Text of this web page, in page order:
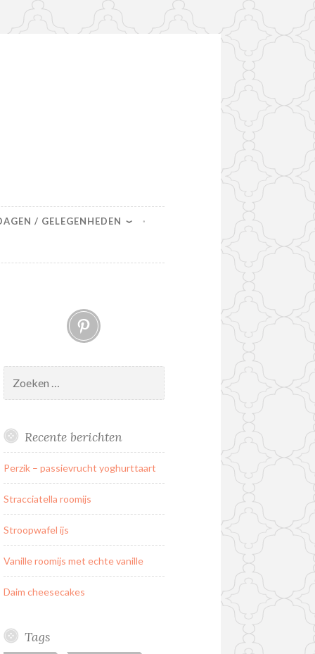
/ GELEGENHEDEN
Pinterest
naar:
Recente berichten
Perzik – passievrucht yoghurttaart
Stracciatella roomijs
Stroopwafel ijs
Vanille roomijs met echte vanille
Daim cheesecakes
Tags